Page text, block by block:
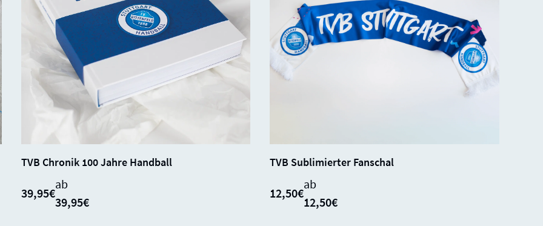
OUT
TVB Chronik 100 Jahre Handball
39,95€
ab
39,95€
OUT
TVB Sublimierter Fanschal
12,50€
ab
12,50€